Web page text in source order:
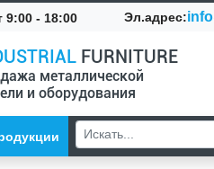
9:00 - 18:00 Эл.адрес:
FURNITURE
металлической
и оборудования